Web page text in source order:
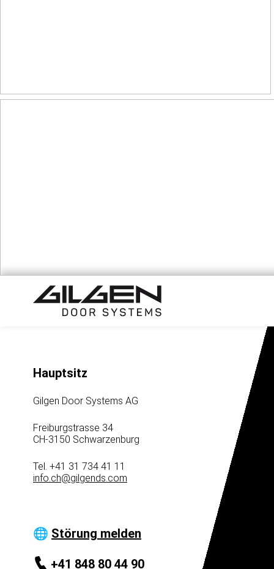
Hauptsitz
Gilgen Door Systems AG
Freiburgstrasse 34
CH-3150 Schwarzenburg
Tel. +41 31 734 41 11
info.ch@gilgends.com
🌐 Störung melden